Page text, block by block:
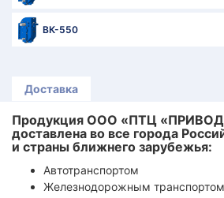
ВК-550
Доставка
Продукция ООО «ПТЦ
доставлена во все города
и страны ближнего зарубежья:
Автотранспортом
Железнодорожным транспортом